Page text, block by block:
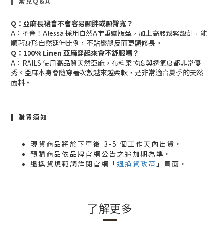
Q：亞麻長裙會不會容易顯胖或顯臀寬？
A：不會！Alessa 採用自然A字垂墜版型，加上高腰鬆緊設計，能
順著身形自然延伸比例，不貼臀腿反而更顯修長。
Q：100% Linen 亞麻穿起來會不舒服嗎？
A：RAILS 使用高品質天然亞麻，布料柔軟度與透氣度都非常優
秀。亞麻本身會隨穿著次數越來越柔軟，是非常適合夏季的天然
面料。
▍購買須知
現貨商品將於下單後 3-5 個工作天內出貨。
預購商品依品牌官網公告之追加期為準。
退換貨規範請詳閱官網「退換貨政策 」頁面。
了解更多